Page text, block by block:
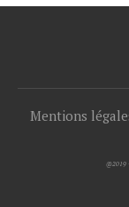
Mentions
@2019